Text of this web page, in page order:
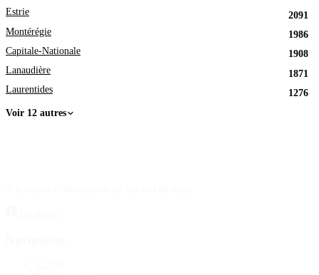
Estrie
2091
Montérégie
1986
Capitale-Nationale
1908
Lanaudière
1871
Laurentides
1276
Voir 12 autres